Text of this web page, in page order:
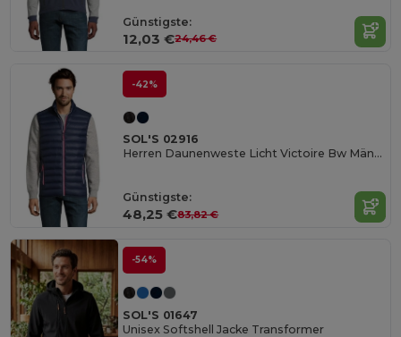
Günstigste:
12,03 €24,46 €
-42%
SOL'S 02916
Herren Daunenweste Licht Victoire Bw Männer
Günstigste:
48,25 €83,82 €
-54%
SOL'S 01647
Unisex Softshell Jacke Transformer